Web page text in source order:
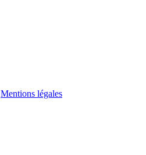
Mentions légales